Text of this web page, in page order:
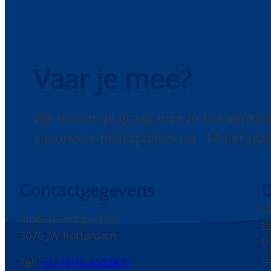
We nemen je graag mee in het
via onze e-mailupdates (ca. 14 per
Ridderkerkstraat 20
3076 JW Rotterdam
Tel: +31 (0)10 4102877